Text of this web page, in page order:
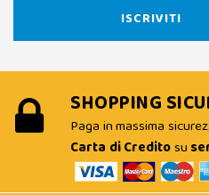
SHOPPING
Paga in massima
Carta di Creditosu